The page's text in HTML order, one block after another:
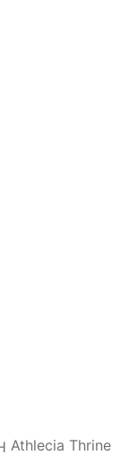
Athlecia Thrine